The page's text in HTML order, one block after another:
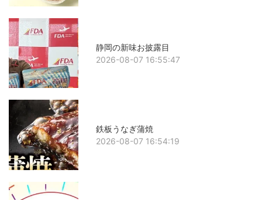
静岡の新味お披露目
2026-08-07 16:55:47
鉄板うなぎ蒲焼
2026-08-07 16:54:19